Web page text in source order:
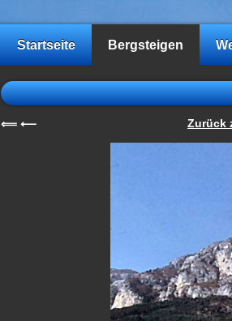
Startseite Bergsteigen
⟸ ⟵ Zurück